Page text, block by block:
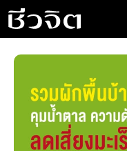
Skip
to
content